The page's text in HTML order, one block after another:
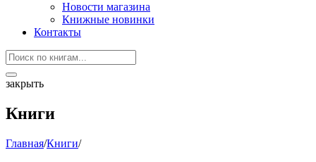
Новости магазина
Книжные новинки
Контакты
закрыть
Книги
Главная/Книги/